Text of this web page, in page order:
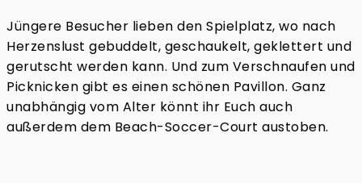
Jüngere Besucher lieben den Spielplatz, wo nach
Herzenslust gebuddelt, geschaukelt, geklettert und
gerutscht werden kann. Und zum Verschnaufen und
Picknicken gibt es einen schönen Pavillon. Ganz
unabhängig vom Alter könnt ihr Euch auch
außerdem dem Beach-Soccer-Court austoben.